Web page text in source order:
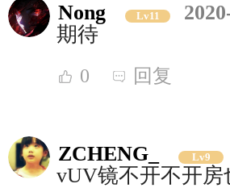
Nong Lv11
期待
0 回复
ZCHENG_ Lv9
vUV镜不开不开